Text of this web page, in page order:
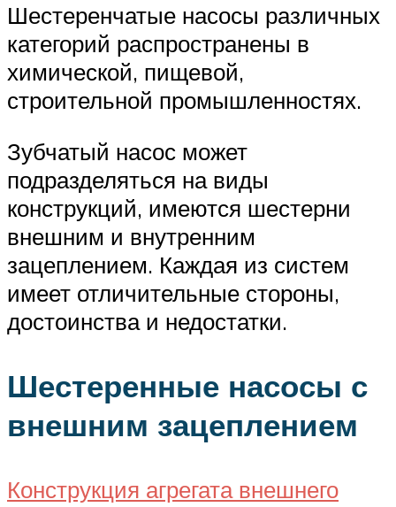
Шестеренчатые насосы различных
категорий распространены в
химической, пищевой,
строительной промышленностях.
Зубчатый насос может
подразделяться на виды
конструкций, имеются шестерни
внешним и внутренним
зацеплением. Каждая из систем
имеет отличительные стороны,
достоинства и недостатки.
Шестеренные насосы с
внешним зацеплением
Конструкция агрегата внешнего